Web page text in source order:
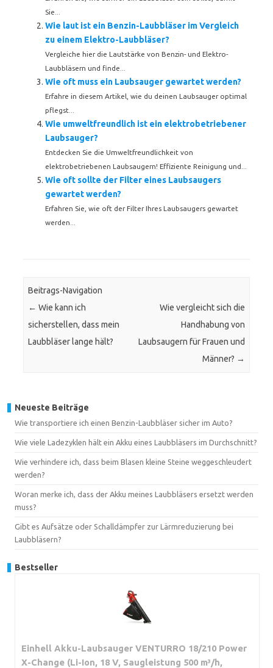
Sie...
Wie laut ist ein Benzin-Laubbläser im Vergleich
zu einem Elektro-Laubbläser?
Vergleiche hier die Lautstärke von Benzin- und Elektro-
Laubbläsern und finde...
Wie oft muss ein Laubsauger gewartet werden?
Erfahre in diesem Artikel, wie du deinen Laubsauger optimal
pflegst...
Wie umweltfreundlich ist ein elektrobetriebener
Laubsauger?
Entdecken Sie die Umweltfreundlichkeit von
elektrobetriebenen Laubsaugern! Effiziente Reinigung und...
Wie oft sollte der Filter eines Laubsaugers
gewartet werden?
Erfahren Sie, wie oft der Filter Ihres Laubsaugers gewartet
werden...
Beitrags-Navigation
← Wie kann ich
sicherstellen, dass mein
Laubbläser lange hält?
Wie vergleicht sich die
Handhabung von
Laubsaugern für Frauen und
Männer? →
Neueste Beiträge
Wie transportiere ich einen Benzin-Laubbläser sicher im Auto?
Wie viele Ladezyklen hält ein Akku eines Laubbläsers im Durchschnitt?
Wie verhindere ich, dass beim Blasen kleine Steine weggeschleudert
werden?
Woran merke ich, dass der Akku meines Laubbläsers ersetzt werden
muss?
Gibt es Aufsätze oder Schalldämpfer zur Lärmreduzierung bei
Laubbläsern?
Bestseller
Einhell Akku-Laubsauger VENTURRO 18/210 Power
X-Change (Li-Ion, 18 V, Saugleistung 500 m³/h,